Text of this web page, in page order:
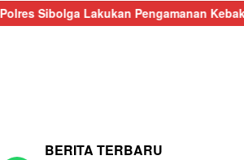
Pengamanan Kebakaran Pasar
BERITA TERBARU